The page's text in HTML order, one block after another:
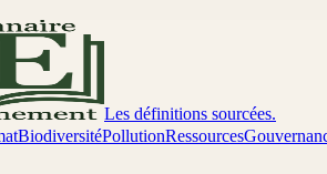
Les définitions sourcées.
BiodiversitéPollutionRessources